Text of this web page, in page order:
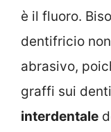
è il fluoro.
dentifricio
abrasivo,
graffi sui
interdentale